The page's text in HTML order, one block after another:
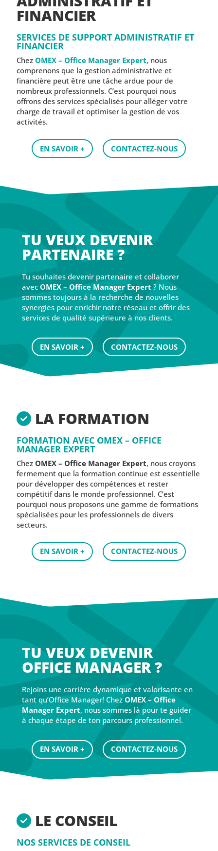
FINANCIER
SERVICES DE SUPPORT ADMINISTRATIF ET
FINANCIER
Chez OMEX – Office Manager Expert, nous
comprenons que la gestion administrative et
financière peut être une tâche ardue pour de
nombreux professionnels. C’est pourquoi nous
offrons des services spécialisés pour alléger votre
charge de travail et optimiser la gestion de vos
activités.
EN SAVOIR + CONTACTEZ-NOUS
TU VEUX DEVENIR
PARTENAIRE ?
Tu souhaites devenir partenaire et collaborer
avec OMEX – Office Manager Expert ? Nous
sommes toujours à la recherche de nouvelles
synergies pour enrichir notre réseau et offrir des
services de qualité supérieure à nos clients.
EN SAVOIR + CONTACTEZ-NOUS
LA FORMATION
FORMATION AVEC OMEX – OFFICE
MANAGER EXPERT
Chez OMEX – Office Manager Expert, nous croyons
fermement que la formation continue est essentielle
pour développer des compétences et rester
compétitif dans le monde professionnel. C’est
pourquoi nous proposons une gamme de formations
spécialisées pour les professionnels de divers
secteurs.
EN SAVOIR + CONTACTEZ-NOUS
TU VEUX DEVENIR
OFFICE MANAGER ?
Rejoins une carrière dynamique et valorisante en
tant qu’Office Manager! Chez OMEX – Office
Manager Expert, nous sommes là pour te guider
à chaque étape de ton parcours professionnel.
EN SAVOIR + CONTACTEZ-NOUS
LE CONSEIL
NOS SERVICES DE CONSEIL